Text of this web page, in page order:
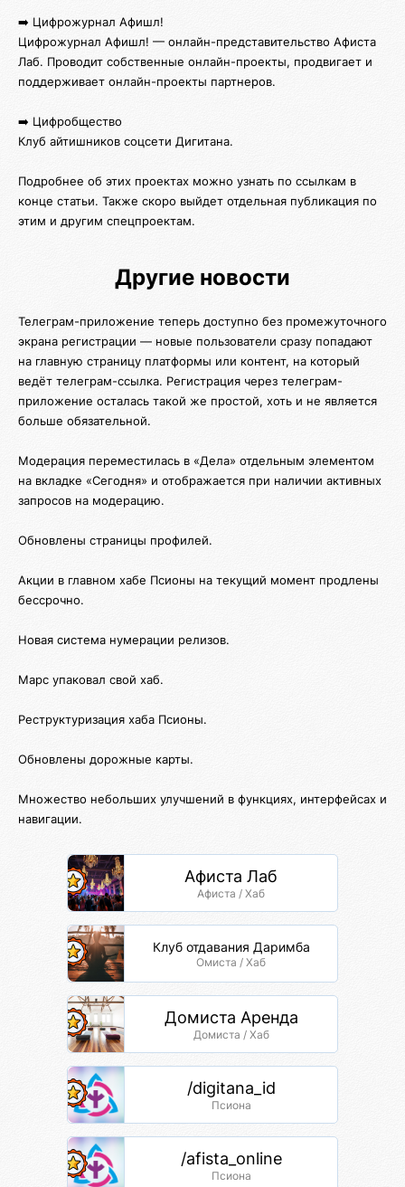
➡️ Цифрожурнал Афишл!
Цифрожурнал Афишл! — онлайн-представительство Афиста
Лаб. Проводит собственные онлайн-проекты, продвигает и
поддерживает онлайн-проекты партнеров.
➡️ Цифробщество
Клуб айтишников соцсети Дигитана.
Подробнее об этих проектах можно узнать по ссылкам в
конце статьи. Также скоро выйдет отдельная публикация по
этим и другим спецпроектам.
Другие новости
Телеграм-приложение теперь доступно без промежуточного
экрана регистрации — новые пользователи сразу попадают
на главную страницу платформы или контент, на который
ведёт телеграм-ссылка. Регистрация через телеграм-
приложение осталась такой же простой, хоть и не является
больше обязательной.
Модерация переместилась в «Дела» отдельным элементом
на вкладке «Сегодня» и отображается при наличии активных
запросов на модерацию.
Обновлены страницы профилей.
Акции в главном хабе Псионы на текущий момент продлены
бессрочно.
Новая система нумерации релизов.
Марс упаковал свой хаб.
Реструктуризация хаба Псионы.
Обновлены дорожные карты.
Множество небольших улучшений в функциях, интерфейсах и
навигации.
Афиста Лаб
Афиста / Хаб
Клуб отдавания Даримба
Омиста / Хаб
Домиста Аренда
Домиста / Хаб
/digitana_id
Псиона
/afista_online
Псиона